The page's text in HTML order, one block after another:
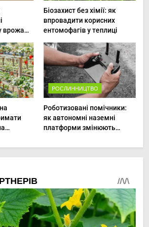
врожаю
Біозахист без хімії: як
впровадити корисних
ентомофагів у теплиці
РОСЛИННИЦТВО
Роботизовані помічники:
як автономні наземні
платформи змінюють
овочами